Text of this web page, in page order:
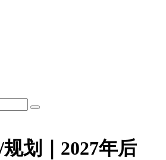
划｜2027年后